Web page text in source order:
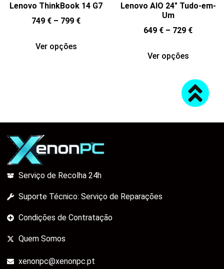
Lenovo ThinkBook 14 G7
749 € – 799 €
Ver opções
Lenovo AIO 24″ Tudo-em-
Um
649 € – 729 €
Ver opções
Serviço de Recolha 24h
Suporte Técnico: Serviço de Reparações
Condições de Contratação
Quem Somos
xenonpc@xenonpc.pt